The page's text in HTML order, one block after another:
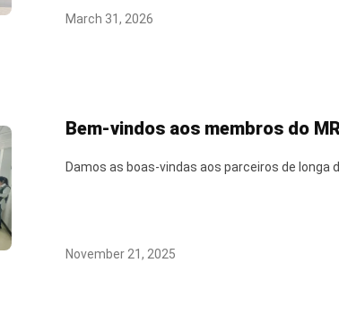
March 31, 2026
Bem-vindos aos membros do
Damos as boas-vindas aos parceiros de
November 21, 2025